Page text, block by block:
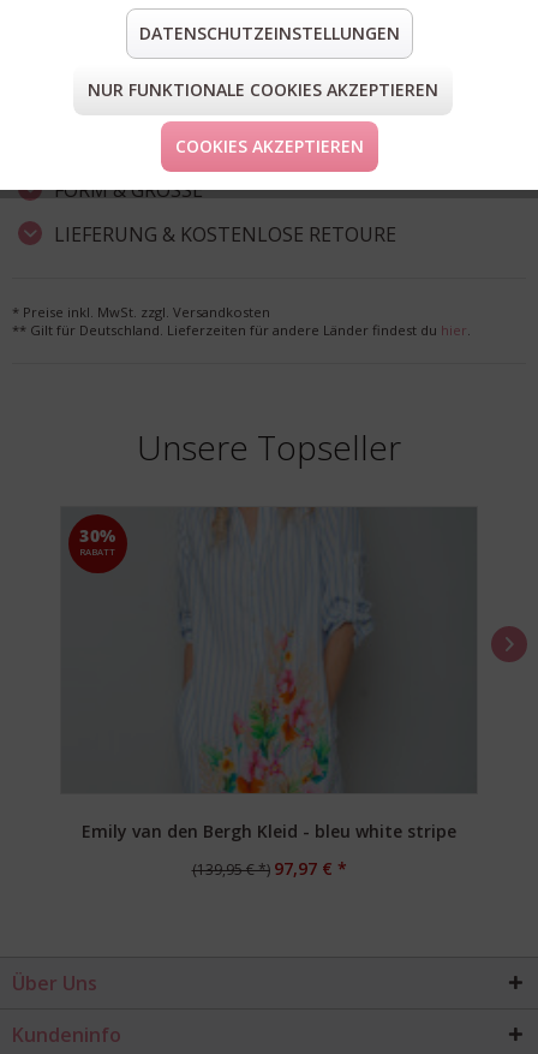
Artikel-Nr.:
C97389-69S-22-667
Material:
100% recyceltes Polyester
teilen
pin it mail teilen
FORM & GRÖSSE
LIEFERUNG & KOSTENLOSE RETOURE
* Preise inkl. MwSt. zzgl. Versandkosten
** Gilt für Deutschland. Lieferzeiten für andere Länder findest du hier.
Unsere Topseller
30%
RABATT
Emily van den Bergh Kleid - bleu white stripe
(139,95 € *) 97,97 € *
Über Uns
Kundeninfo
DATENSCHUTZEINSTELLUNGEN
NUR FUNKTIONALE COOKIES AKZEPTIEREN
COOKIES AKZEPTIEREN